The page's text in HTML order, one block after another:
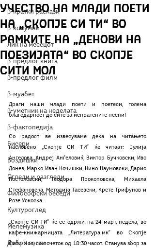
β-кратки раскази
β-колумни
Лик на месецот
β-предлог книга
β-предлог филм
β-муабет
β-уметник на неделата
β-фактопедија
Бисери
Воздишки
Огледи и разгледи
Философски беседи
Културоглед
Мелемузика
Добри гости
учество на млади поети
на „Скопје СИ ТИ“ во
рамките на „Денови на
поезијата“ во Скопје
Сити Мол
Драги наши млади поети и поетеси, голема
благодарност до сите за испратените песни!
Со радост ве извесуваме дека на читањето
насловено „Скопје СИ ТИ“ ќе читаат: Јулија
Ангелова, Андреј Анѓеловиќ, Виктор Бучковски, Иво
Донев, Марко Иван Кочишки, Нино Наумовски, Дарио
Постоловски, Теодора Прокоповска, Михаела
Стефановска, Методија Тасевски, Крсте Трифунов и
Розе Ускоска.
„Скопје СИ ТИ“ ќе се одржи на 24 март, недела, во
кафе-книжарницата „Литература.мк“ во Скопје
Сити Мол, со почеток од 18:30 часот. Станува збор за